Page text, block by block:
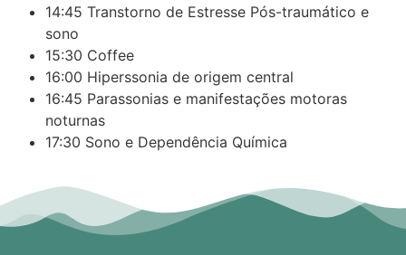
14:45 Transtorno de Estresse Pós-traumático e
sono
15:30 Coffee
16:00 Hiperssonia de origem central
16:45 Parassonias e manifestações motoras
noturnas
17:30 Sono e Dependência Química